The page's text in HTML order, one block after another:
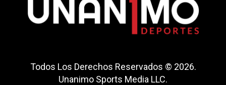
Todos Los Derechos Reservados © 2026.
Unanimo Sports Media LLC.